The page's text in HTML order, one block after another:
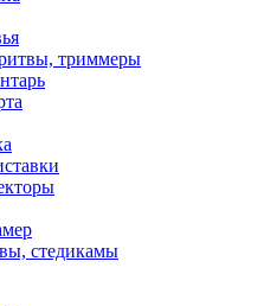
триммеры
стедикамы